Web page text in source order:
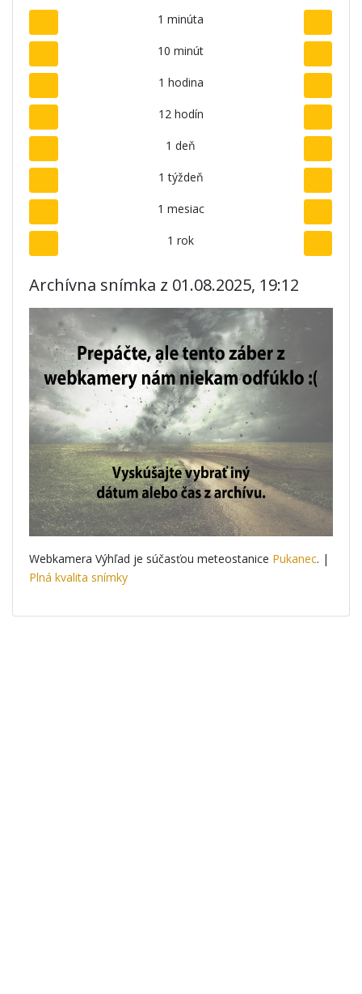
1 minúta
10 minút
1 hodina
12 hodín
1 deň
1 týždeň
1 mesiac
1 rok
Archívna snímka z 01.08.2025, 19:12
Webkamera Výhľad je súčasťou meteostanice Pukanec. |
Plná kvalita snímky